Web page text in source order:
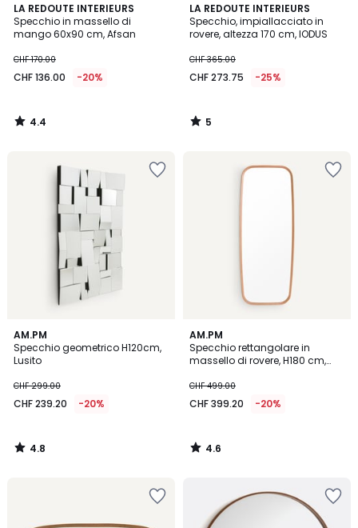
LA REDOUTE INTERIEURS
Specchio in massello di
mango 60x90 cm, Afsan
CHF 170.00
CHF 136.00 -20%
4.4
/ 5
4.4
/
LA REDOUTE INTERIEURS
Specchio, impiallacciato in
rovere, altezza 170 cm, IODUS
CHF 365.00
CHF 273.75 -25%
5
/
5
5
/
AM.PM
Specchio geometrico H120cm,
Lusito
CHF 299.00
CHF 239.20 -20%
4.8
/ 5
4.8
/
AM.PM
Specchio rettangolare in
massello di rovere, H180 cm,
CHF 499.00
CHF 399.20 -20%
4.6
/ 5
4.6
/